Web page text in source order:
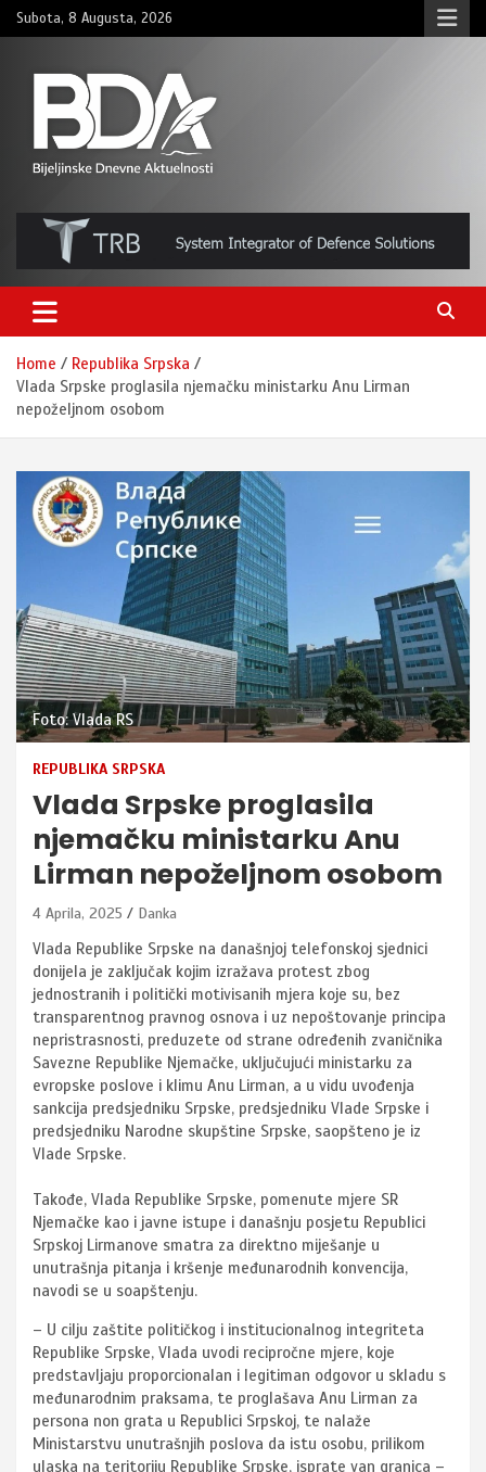
Skip
to
Subota, 8 Augusta, 2026
BNDAN.com
Home
Republika Srpska
Vlada Srpske proglasila njemačku ministarku Anu Lirman
nepoželjnom osobom
Foto: Vlada RS
REPUBLIKA SRPSKA
Vlada Srpske proglasila
njemačku ministarku Anu
Lirman nepoželjnom osobom
4 Aprila, 2025 Danka
Vlada Republike Srpske na današnjoj telefonskoj sjednici
donijela je zaključak kojim izražava protest zbog
jednostranih i politički motivisanih mjera koje su, bez
transparentnog pravnog osnova i uz nepoštovanje principa
nepristrasnosti, preduzete od strane određenih zvaničnika
Savezne Republike Njemačke, uključujući ministarku za
evropske poslove i klimu Anu Lirman, a u vidu uvođenja
sankcija predsjedniku Srpske, predsjedniku Vlade Srpske i
predsjedniku Narodne skupštine Srpske, saopšteno je iz
Vlade Srpske.
Takođe, Vlada Republike Srpske, pomenute mjere SR
Njemačke kao i javne istupe i današnju posjetu Republici
Srpskoj Lirmanove smatra za direktno miješanje u
unutrašnja pitanja i kršenje međunarodnih konvencija,
navodi se u soapštenju.
– U cilju zaštite političkog i institucionalnog integriteta
Republike Srpske, Vlada uvodi recipročne mjere, koje
predstavljaju proporcionalan i legitiman odgovor u skladu s
međunarodnim praksama, te proglašava Anu Lirman za
persona non grata u Republici Srpskoj, te nalaže
Ministarstvu unutrašnjih poslova da istu osobu, prilikom
ulaska na teritoriju Republike Srpske, isprate van granica –